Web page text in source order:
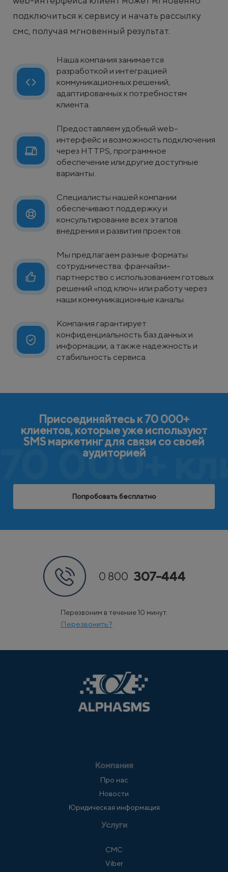
подключиться к сервису и начать рассылку
смс, получая мгновенный результат.
Наша компания занимается
разработкой и интеграцией
коммуникационных решений,
адаптированных к потребностям
клиента.
Предоставляем удобный web-
интерфейс и возможность подключения
через HTTPS, программное
обеспечение или другие доступные
варианты.
Специалисты нашей компании
обеспечивают поддержку и
консультирование всех этапов
внедрения и развития проектов.
Мы предлагаем разные форматы
сотрудничества: франчайзи-
партнерство с использованием готовых
решений «под ключ» или работу через
наши коммуникационные каналы.
Компания гарантирует
конфиденциальность баз данных и
информации, а также надежность и
стабильность сервиса.
70 000+
Присоединяйтесь к 70 000+
клиентов, которые уже используют
SMS маркетинг для связи со своей
аудиторией
Попробовать бесплатно
0 800 307-444
Перезвоним в течение 10 минут.
Перезвонить?
Компания
Про нас
Новости
Юридическая информация
Услуги
СМС
Viber